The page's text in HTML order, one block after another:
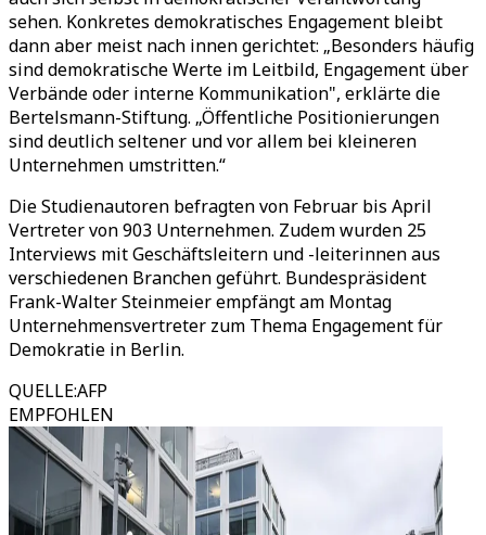
sehen. Konkretes demokratisches Engagement bleibt
dann aber meist nach innen gerichtet: „Besonders häufig
sind demokratische Werte im Leitbild, Engagement über
Verbände oder interne Kommunikation", erklärte die
Bertelsmann-Stiftung. „Öffentliche Positionierungen
sind deutlich seltener und vor allem bei kleineren
Unternehmen umstritten.“
Die Studienautoren befragten von Februar bis April
Vertreter von 903 Unternehmen. Zudem wurden 25
Interviews mit Geschäftsleitern und -leiterinnen aus
verschiedenen Branchen geführt. Bundespräsident
Frank-Walter Steinmeier empfängt am Montag
Unternehmensvertreter zum Thema Engagement für
Demokratie in Berlin.
QUELLE:AFP
EMPFOHLEN